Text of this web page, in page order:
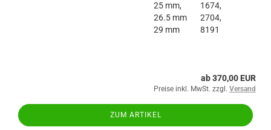
25 mm,
26.5 mm
29 mm
1674,
2704,
8191
ab 370,00 EUR
Preise inkl. MwSt. zzgl. Versand
ZUM ARTIKEL